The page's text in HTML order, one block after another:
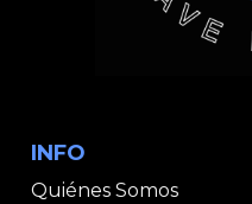
INFO
Quiénes Somos